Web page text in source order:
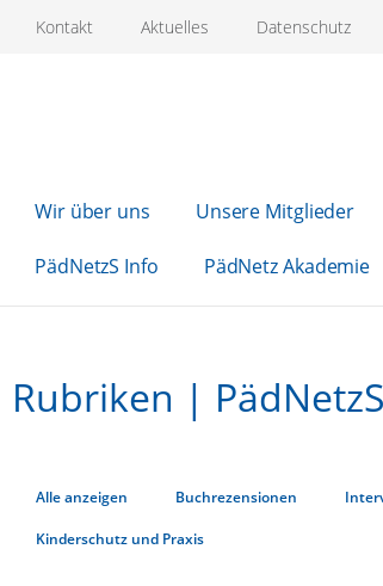
Kontakt Aktuelles Datenschutz
Wir über uns Unsere Mitglieder
PädNetzS Info PädNetz Akademie
Rubriken |
Alle anzeigen Buchrezensionen
Kinderschutz und Praxis